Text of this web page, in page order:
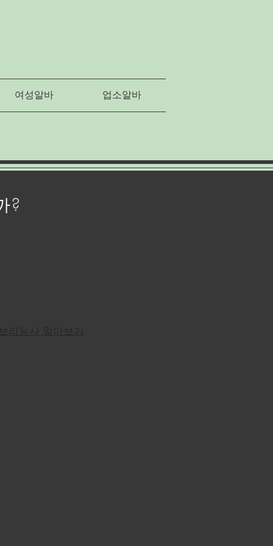
여성알바 업소알바
?